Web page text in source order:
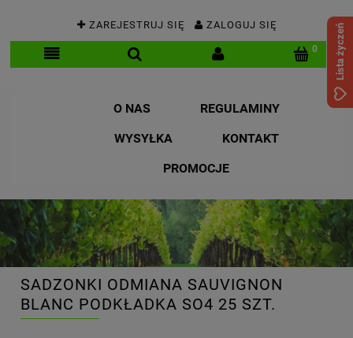
ZAREJESTRUJ SIĘ ZALOGUJ SIĘ
O NAS
REGULAMINY
WYSYŁKA
KONTAKT
PROMOCJE
SADZONKI ODMIANA SAUVIGNON
BLANC PODKŁADKA SO4 25 SZT.
Lista życzeń